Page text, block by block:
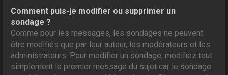
Comment puis-je modifier ou supprimer un
sondage ?
Comme pour les messages, les sondages ne peuvent
être modifiés que par leur auteur, les modérateurs et les
administrateurs. Pour modifier un sondage, modifiez tout
simplement le premier message du sujet car le sondage